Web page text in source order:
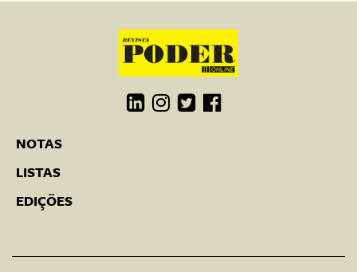
NOTAS
LISTAS
EDIÇÕES